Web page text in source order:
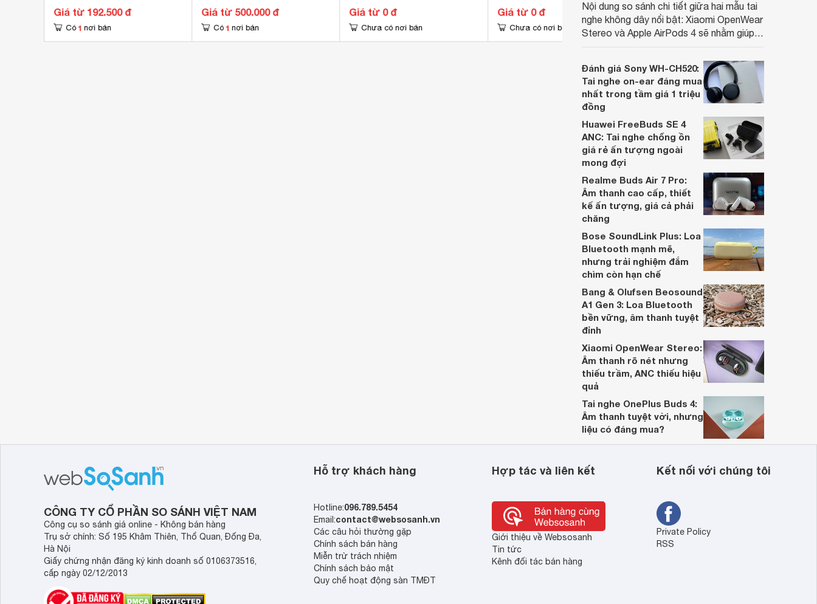
Giá từ 192.500 đ
Có 1 nơi bán
Giá từ 500.000 đ
Có 1 nơi bán
Giá từ 0 đ
Chưa có nơi bán
Giá từ 0 đ
Chưa có nơi bán
Giá từ 0 đ
Chưa có nơi bán
Nội dung so sánh chi tiết giữa hai mẫu tai
nghe không dây nổi bật: Xiaomi OpenWear
Stereo và Apple AirPods 4 sẽ nhằm giúp
dựa trên nhu cầu và sở thích cá nhân. Cả
hai đều là sản phẩm chất lượng cao,
nhưng hướng tới đối tượng khách hàng
khác nhau.
Đánh giá Sony WH-CH520:
Tai nghe on-ear đáng mua
nhất trong tầm giá 1 triệu
đồng
Huawei FreeBuds SE 4
ANC: Tai nghe chống ồn
giá rẻ ấn tượng ngoài
mong đợi
Realme Buds Air 7 Pro:
Âm thanh cao cấp, thiết
kế ấn tượng, giá cả phải
chăng
Bose SoundLink Plus: Loa
Bluetooth mạnh mẽ,
nhưng trải nghiệm đắm
chìm còn hạn chế
Bang & Olufsen Beosound
A1 Gen 3: Loa Bluetooth
bền vững, âm thanh tuyệt
đỉnh
Xiaomi OpenWear Stereo:
Âm thanh rõ nét nhưng
thiếu trầm, ANC thiếu hiệu
quả
Tai nghe OnePlus Buds 4:
Âm thanh tuyệt vời, nhưng
liệu có đáng mua?
CÔNG TY CỔ PHẦN SO SÁNH VIỆT NAM
Công cụ so sánh giá online - Không bán hàng
Trụ sở chính: Số 195 Khâm Thiên, Thổ Quan, Đống Đa,
Hà Nội
Giấy chứng nhận đăng ký kinh doanh số 0106373516,
cấp ngày 02/12/2013
Hỗ trợ khách hàng
Hotline:096.789.5454
Email:contact@websosanh.vn
Các câu hỏi thường gặp
Chính sách bán hàng
Miễn trừ trách nhiệm
Chính sách bảo mật
Quy chế hoạt động sàn TMĐT
Hợp tác và liên kết
Giới thiệu về Websosanh
Tin tức
Kênh đối tác bán hàng
Kết nối với chúng tôi
Private Policy
RSS